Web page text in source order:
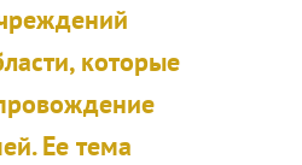
которые
Ее тема